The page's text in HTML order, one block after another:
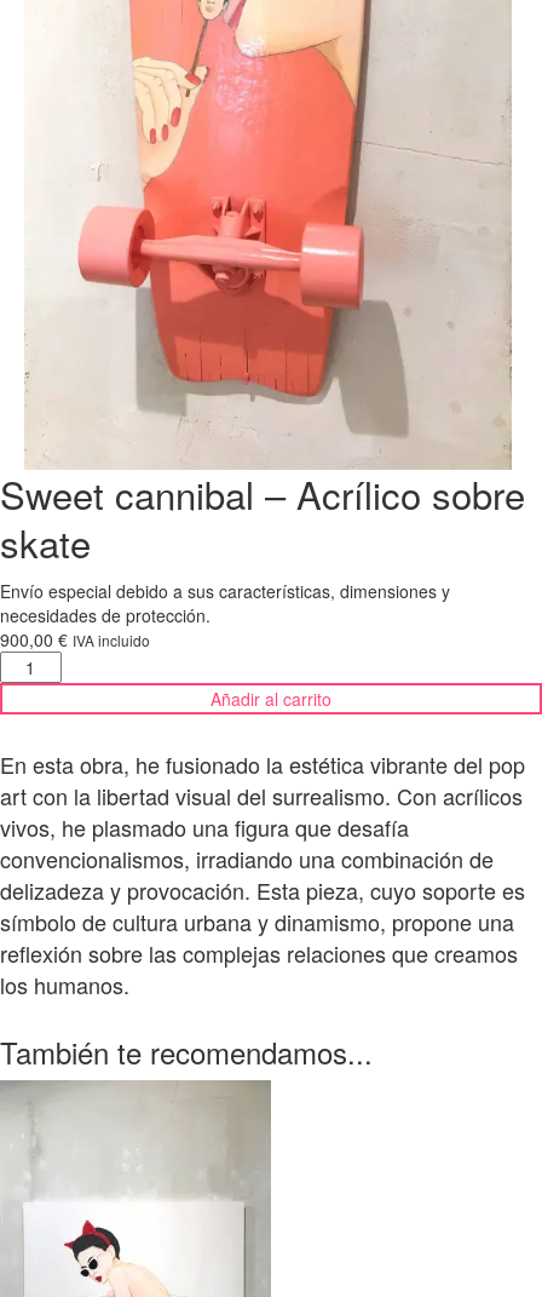
Sweet cannibal – Acrílico sobre
skate
Envío especial debido a sus características, dimensiones y
necesidades de protección.
900,00 € IVA incluido
Sweet
cannibal
-
sobre
skate
cantidad
Añadir al carrito
En esta obra, he fusionado la estética vibrante del pop
art con la libertad visual del surrealismo. Con acrílicos
vivos, he plasmado una figura que desafía
convencionalismos, irradiando una combinación de
delizadeza y provocación. Esta pieza, cuyo soporte es
símbolo de cultura urbana y dinamismo, propone una
reflexión sobre las complejas relaciones que creamos
los humanos.
También te recomendamos...